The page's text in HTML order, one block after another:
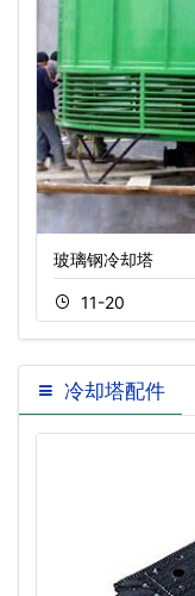
玻璃钢冷却塔
11-20
冷却塔配件